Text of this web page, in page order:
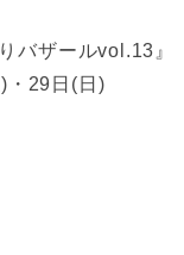
バザールvol.13』
・29日(日)